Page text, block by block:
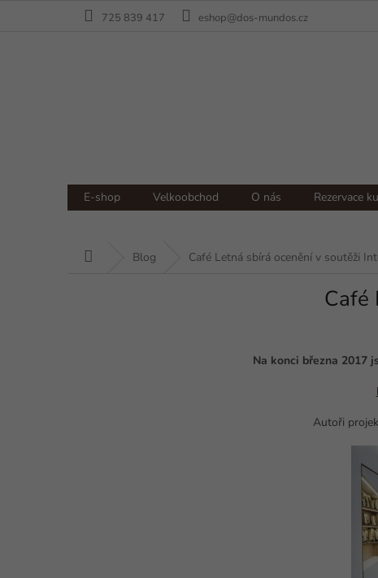
725 839 417 eshop@dos-mundos.cz
NÁKUPNÍ
KOŠÍK
Prázdný košík
E-shop Velkoobchod O nás Rezervace
Blog Café Letná sbírá ocenění v soutěži
Café
Na konci března 2017
Autoři